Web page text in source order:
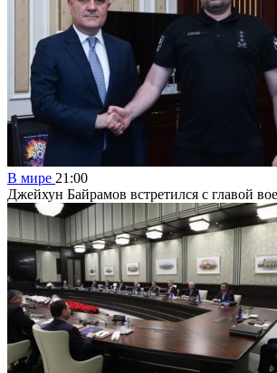
В мире 21:00
Джейхун Байрамов встретился с главой